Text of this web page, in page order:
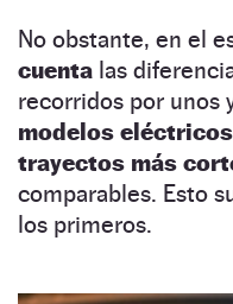
No obstante, en el
cuenta las
recorridos por unos
modelos eléctricos
trayectos más
comparables. Esto
los primeros.